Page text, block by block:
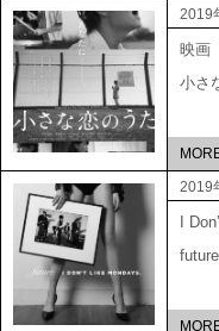
2019
映画
小さ
2019
I
future